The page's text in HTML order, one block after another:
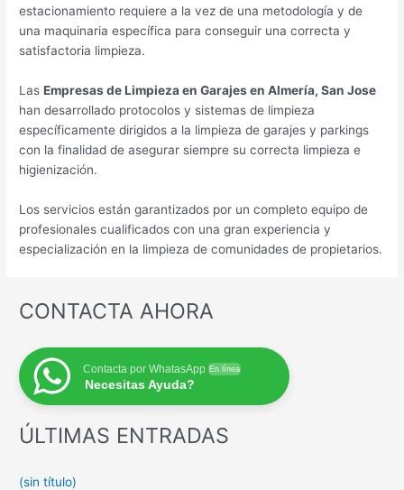
estacionamiento requiere a la vez de una metodología y de
una maquinaria específica para conseguir una correcta y
satisfactoria limpieza.
LasEmpresas de Limpieza en Garajes en Almería, San Jose
han desarrollado protocolos y sistemas de limpieza
específicamente dirigidos a la limpieza de garajes y parkings
con la finalidad de asegurar siempre su correcta limpieza e
higienización.
Los servicios están garantizados por un completo equipo de
profesionales cualificados con una gran experiencia y
especialización en la limpieza de comunidades de propietarios.
CONTACTA AHORA
Contacta por WhatasApp En línea
Necesitas Ayuda?
ÚLTIMAS ENTRADAS
(sin título)